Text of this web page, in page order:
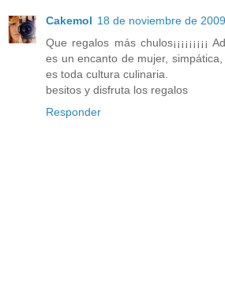
Cakemol 18 de noviembre de
Que regalos más chulos¡¡¡¡¡¡¡¡¡
es un encanto de mujer,
es toda cultura culinaria.
besitos y disfruta los regalos
Responder